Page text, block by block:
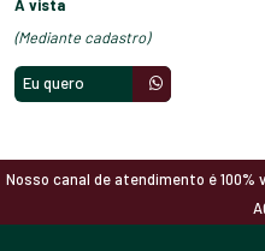
à vista
(mediante cadastro)
Eu quero
Nosso canal de atendimento é 100%